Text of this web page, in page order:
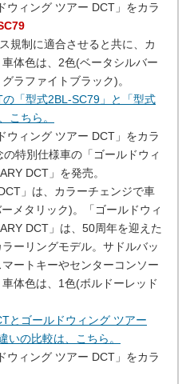
ウィング ツアー DCT」をカラ
規制に適合させると共に、カ
体色は、2色(ベータシルバー
ラファイトブラック)。
「型式2BL-SC79」と「型式
こちら。
ウィング ツアー DCT」をカラ
特別仕様車の「ゴールドウィ
DCT」を発売。
」は、カラーチェンジで車
メタリック)。「ゴールドウィ
DCT」は、50周年を迎えた
ーリングモデル。サドルバッ
ートキーやセンターコンソー
体色は、1色(ボルドーレッド
とゴールドウィング ツアー
いの比較は、こちら。
ウィング ツアー DCT」をカラ